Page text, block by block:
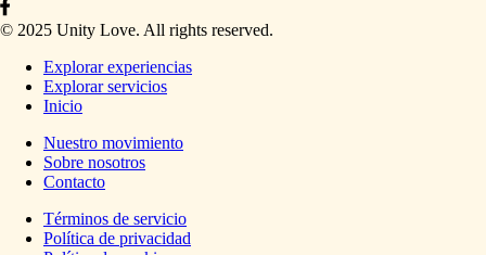
© 2025 Unity Love. All rights reserved.
Explorar experiencias
Explorar servicios
Inicio
Nuestro movimiento
Sobre nosotros
Contacto
Términos de servicio
Política de privacidad